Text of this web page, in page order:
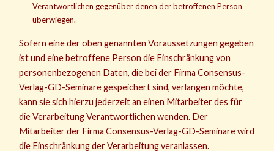
Verantwortlichen gegenüber denen der betroffenen Person
überwiegen.
Sofern eine der oben genannten Voraussetzungen gegeben
ist und eine betroffene Person die Einschränkung von
personenbezogenen Daten, die bei der Firma Consensus-
Verlag-GD-Seminare gespeichert sind, verlangen möchte,
kann sie sich hierzu jederzeit an einen Mitarbeiter des für
die Verarbeitung Verantwortlichen wenden. Der
Mitarbeiter der Firma Consensus-Verlag-GD-Seminare wird
die Einschränkung der Verarbeitung veranlassen.